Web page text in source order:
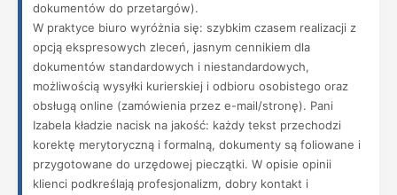
dokumentów do przetargów).
W praktyce biuro wyróżnia się: szybkim czasem realizacji z
opcją ekspresowych zleceń, jasnym cennikiem dla
dokumentów standardowych i niestandardowych,
możliwością wysyłki kurierskiej i odbioru osobistego oraz
obsługą online (zamówienia przez e-mail/stronę). Pani
Izabela kładzie nacisk na jakość: każdy tekst przechodzi
korektę merytoryczną i formalną, dokumenty są foliowane i
przygotowane do urzędowej pieczątki. W opisie opinii
klienci podkreślają profesjonalizm, dobry kontakt i